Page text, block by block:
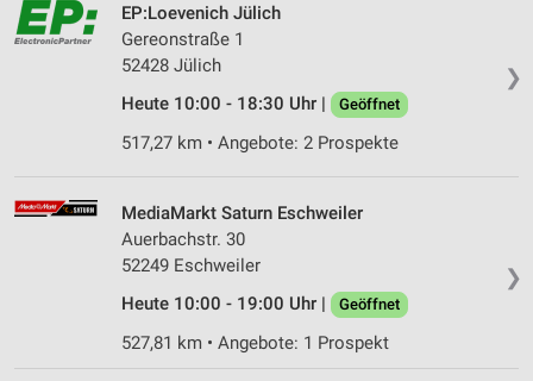
❯
EP:Loevenich Jülich
Gereonstraße 1
52428 Jülich
Heute 10:00 - 18:30 Uhr |
Geöffnet
517,27 km • Angebote: 2 Prospekte
❯
MediaMarkt Saturn Eschweiler
Auerbachstr. 30
52249 Eschweiler
Heute 10:00 - 19:00 Uhr |
Geöffnet
527,81 km • Angebote: 1 Prospekt